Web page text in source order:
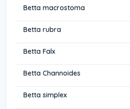
Betta macrostoma
Betta rubra
Betta Falx
Betta Channoides
Betta simplex